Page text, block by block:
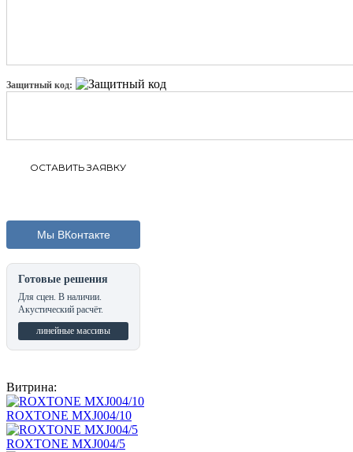
Защитный код:
Мы ВКонтакте
Готовые решения
Для сцен. В наличии.
Акустический расчёт.
линейные массивы
Витрина:
ROXTONE MXJ004/10
ROXTONE MXJ004/5